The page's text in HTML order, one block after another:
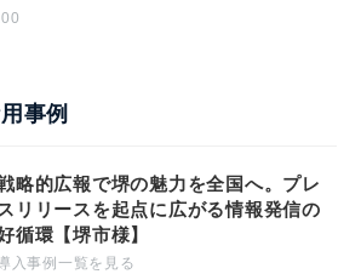
事例
略的広報で堺の魅力を全国へ。プレ
スリリースを起点に広がる情報発信の
循環【堺市様】
入事例一覧を見る